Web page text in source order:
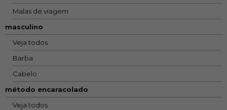
Malas de viagem
masculino
Veja todos
Barba
Cabelo
método encaracolado
Veja todos